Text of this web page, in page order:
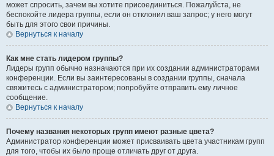
может спросить, зачем вы хотите присоединиться. Пожалуйста, не
беспокойте лидера группы, если он отклонил ваш запрос; у него могут
быть для этого свои причины.
Вернуться к началу
Как мне стать лидером группы?
Лидеры групп обычно назначаются при их создании администраторами
конференции. Если вы заинтересованы в создании группы, сначала
свяжитесь с администратором; попробуйте отправить ему личное
сообщение.
Вернуться к началу
Почему названия некоторых групп имеют разные цвета?
Администратор конференции может присваивать цвета участникам групп
для того, чтобы их было проще отличать друг от друга.